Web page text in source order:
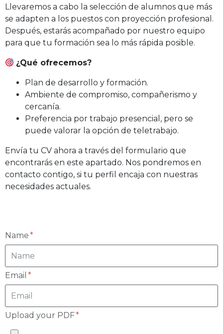
Llevaremos a cabo la selección de alumnos que más
se adapten a los puestos con proyección profesional.
Después, estarás acompañado por nuestro equipo
para que tu formación sea lo más rápida posible.
¿Qué ofrecemos?
Plan de desarrollo y formación.
Ambiente de compromiso, compañerismo y
cercanía.
Preferencia por trabajo presencial, pero se
puede valorar la opción de teletrabajo.
Envía tu CV ahora a través del formulario que
encontrarás en este apartado. Nos pondremos en
contacto contigo, si tu perfil encaja con nuestras
necesidades actuales.
Name
Email
Upload your PDF